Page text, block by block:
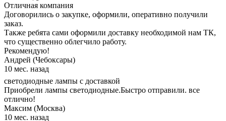
Отличная компания
Договорились о закупке, оформили, оперативно получили
заказ.
Также ребята сами оформили доставку необходимой нам ТК,
что существенно облегчило работу.
Рекомендую!
Андрей (Чебоксары)
10 мес. назад
светодиодные лампы с доставкой
Приобрели лампы светодиодные.Быстро отправили. все
отлично!
Максим (Москва)
10 мес. назад